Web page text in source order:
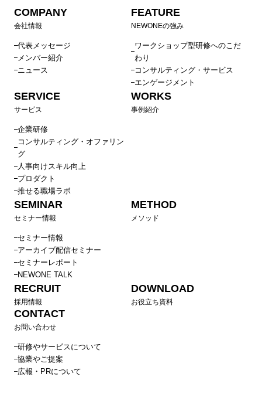
COMPANY
会社情報
代表メッセージ
メンバー紹介
ニュース
FEATURE
NEWONEの強み
ワークショップ型研修へのこだ
わり
コンサルティング・サービス
エンゲージメント
SERVICE
サービス
企業研修
コンサルティング・オファリン
グ
人事向けスキル向上
プロダクト
推せる職場ラボ
WORKS
事例紹介
SEMINAR
セミナー情報
セミナー情報
アーカイブ配信セミナー
セミナーレポート
NEWONE TALK
METHOD
メソッド
RECRUIT
採用情報
DOWNLOAD
お役立ち資料
CONTACT
お問い合わせ
研修やサービスについて
協業やご提案
広報・PRについて